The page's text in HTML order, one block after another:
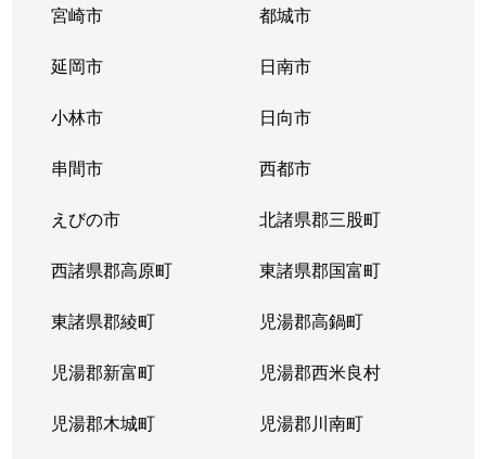
宮崎市 都城市
延岡市 日南市
小林市 日向市
串間市 西都市
えびの市 北諸県郡三股町
西諸県郡高原町 東諸県郡国富町
東諸県郡綾町 児湯郡高鍋町
児湯郡新富町 児湯郡西米良村
児湯郡木城町 児湯郡川南町